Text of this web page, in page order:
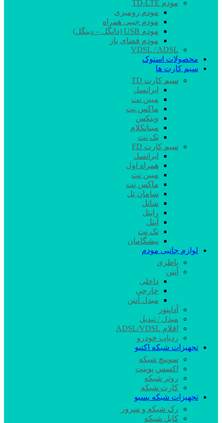
مودم TD-LTE
مودم رومیزی
مودم جیبی همراه
مودم USB (دانگل – دینگل)
مودم فضای باز
VDSL / ADSL
محصولات استوک
سیم کارت ها
سیم کارت TD
ایرانسل
مبین نت
ماکس نت
وینکس
مبناتکلام
تک نت
سیم کارت FD
ایرانسل
همراه اول
مبین نت
ماکس نت
سامان تل
شاتل
رایتل
آپتل
تک نت
پیشگامان
لوازم جانبی مودم
باطری
آنتن
داخلی
خارجی
مبدل آنتن
آداپتور
مبدل / تبدیل
اقلام ADSL/VDSL
ردیاب خودرو
تجهیزات شبکه اکتیو
سوییچ شبکه
اکسس پوینت
روتر شبکه
کارت شبکه
تجهیزات شبکه پسیو
رک شبکه و سرور
کابل شبکه